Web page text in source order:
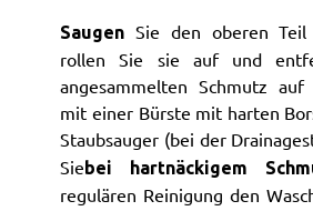
Saugen Sie den oberen
rollen Sie sie auf und
angesammelten Schmutz
mit einer Bürste mit harten
Staubsauger (bei der
Siebei hartnäckigem
regulären Reinigung den